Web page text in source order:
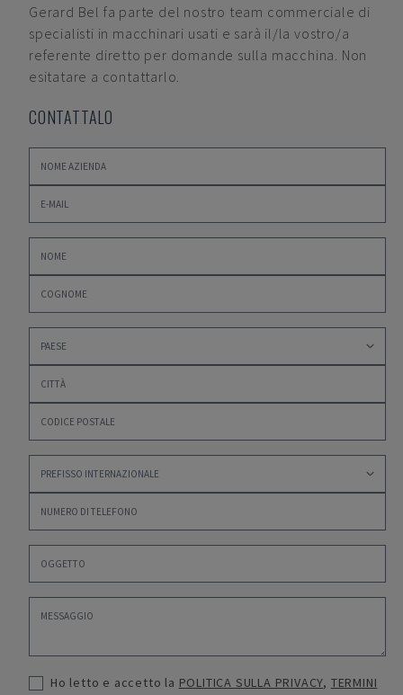
Gerard Bel fa parte del nostro team commerciale di
specialisti in macchinari usati e sarà il/la vostro/a
referente diretto per domande sulla macchina. Non
esitatare a contattarlo.
CONTATTALO
Ho letto e accetto la POLITICA SULLA PRIVACY, TERMINI